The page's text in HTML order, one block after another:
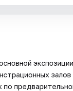
залов